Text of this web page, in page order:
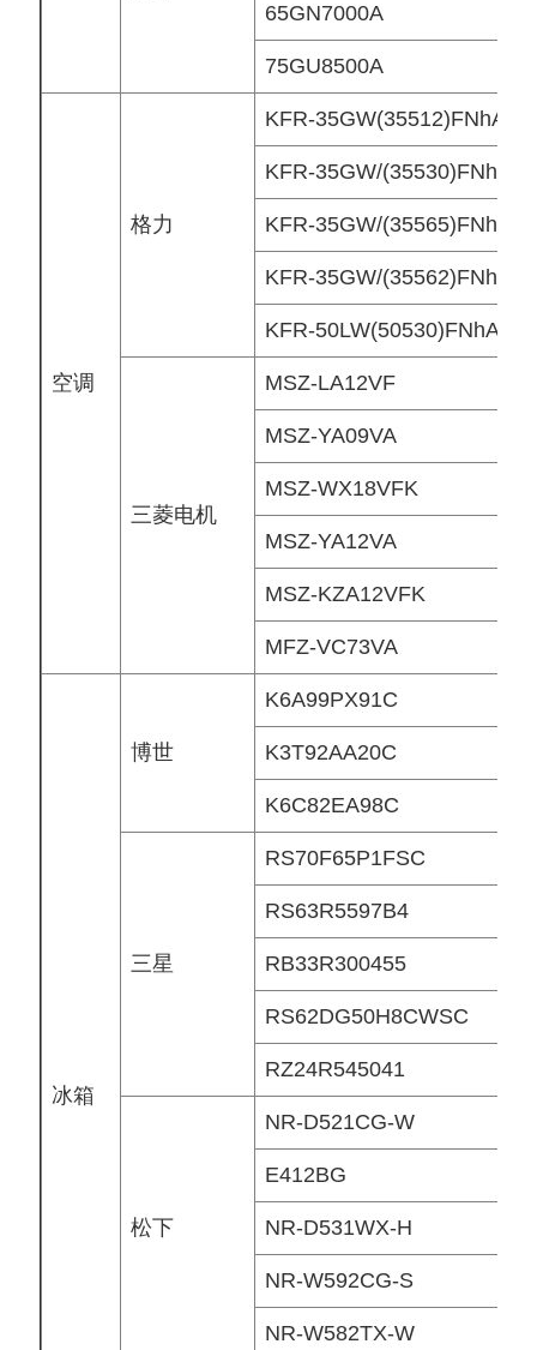
65GN7000A
75GU8500A
空调
格力
KFR-35GW(35512)FNhAa-
KFR-35GW/
KFR-35GW/
KFR-35GW/
KFR-50LW(50530)FNhAf-
三菱电机
MSZ-LA12VF
MSZ-YA09VA
MSZ-WX18VFK
MSZ-YA12VA
MSZ-KZA12VFK
MFZ-VC73VA
冰箱
博世
K6A99PX91C
K3T92AA20C
K6C82EA98C
三星
RS70F65P1FSC
RS63R5597B4
RB33R300455
RS62DG50H8CWSC
RZ24R545041
松下
NR-D521CG-W
E412BG
NR-D531WX-H
NR-W592CG-S
NR-W582TX-W